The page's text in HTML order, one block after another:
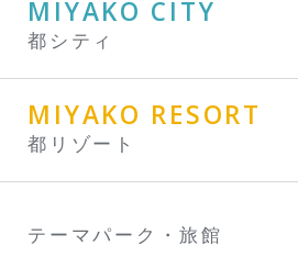
MIYAKO CITY
都シティ
MIYAKO RESORT
都リゾート
テーマパーク・旅館